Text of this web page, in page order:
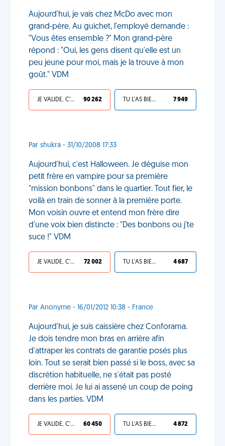
Aujourd'hui, je vais chez McDo avec mon
grand-père. Au guichet, l'employé demande :
"Vous êtes ensemble ?" Mon grand-père
répond : "Oui, les gens disent qu'elle est un
peu jeune pour moi, mais je la trouve à mon
goût." VDM
JE VALIDE, C'EST UNE VDM 90 262 TU L'AS BIEN MÉRITÉ 7 949
Par shukra - 31/10/2008 17:33
Aujourd'hui, c'est Halloween. Je déguise mon
petit frère en vampire pour sa première
"mission bonbons" dans le quartier. Tout fier, le
voilà en train de sonner à la première porte.
Mon voisin ouvre et entend mon frère dire
d'une voix bien distincte : "Des bonbons ou j'te
suce !" VDM
JE VALIDE, C'EST UNE VDM 72 002 TU L'AS BIEN MÉRITÉ 4 687
Par Anonyme - 16/01/2012 10:38 - France
Aujourd'hui, je suis caissière chez Conforama.
Je dois tendre mon bras en arrière afin
d'attraper les contrats de garantie posés plus
loin. Tout se serait bien passé si le boss, avec sa
discrétion habituelle, ne s'était pas posté
derrière moi. Je lui ai assené un coup de poing
dans les parties. VDM
JE VALIDE, C'EST UNE VDM 60 450 TU L'AS BIEN MÉRITÉ 4 872